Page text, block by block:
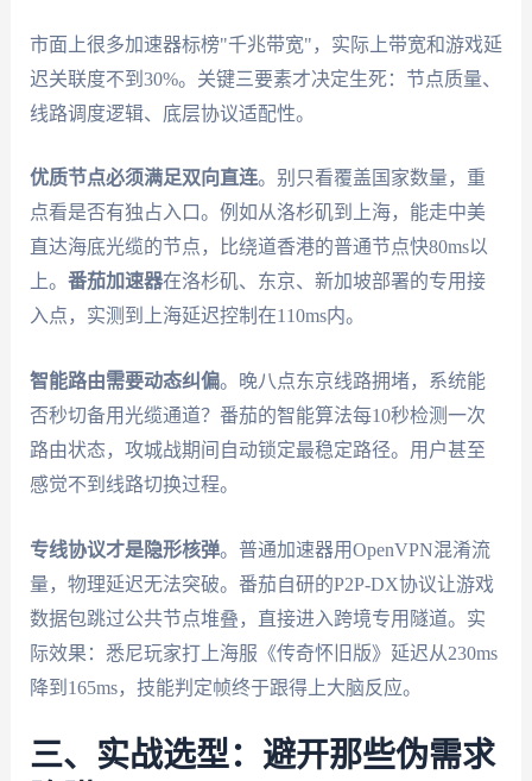
市面上很多加速器标榜"千兆带宽"，实际上带宽和游戏延
迟关联度不到30%。关键三要素才决定生死：节点质量、
线路调度逻辑、底层协议适配性。
优质节点必须满足双向直连。别只看覆盖国家数量，重
点看是否有独占入口。例如从洛杉矶到上海，能走中美
直达海底光缆的节点，比绕道香港的普通节点快80ms以
上。 番茄加速器在洛杉矶、东京、新加坡部署的专用接
入点，实测到上海延迟控制在110ms内。
智能路由需要动态纠偏。晚八点东京线路拥堵，系统能
否秒切备用光缆通道？番茄的智能算法每10秒检测一次
路由状态，攻城战期间自动锁定最稳定路径。用户甚至
感觉不到线路切换过程。
专线协议才是隐形核弹。普通加速器用OpenVPN混淆流
量，物理延迟无法突破。番茄自研的P2P-DX协议让游戏
数据包跳过公共节点堆叠，直接进入跨境专用隧道。实
际效果：悉尼玩家打上海服《传奇怀旧版》延迟从230ms
降到165ms，技能判定帧终于跟得上大脑反应。
三、实战选型：避开那些伪需求